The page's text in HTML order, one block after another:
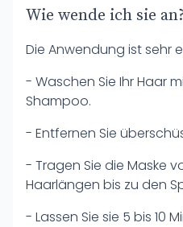
Wie wende ich sie an?
Die Anwendung ist sehr
- Waschen Sie Ihr Haar
Shampoo.
- Entfernen Sie
- Tragen Sie die Maske
Haarlängen bis zu den
- Lassen Sie sie 5 bis 10